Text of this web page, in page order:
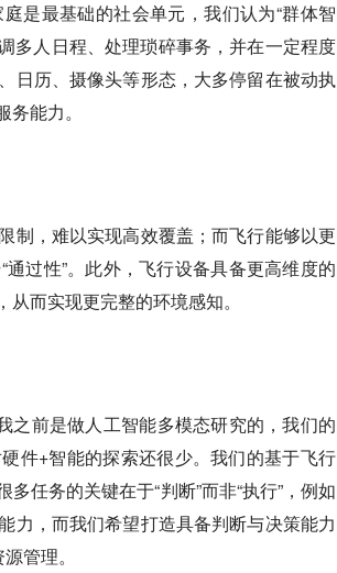
是最基础的社会单元，我们认为“群体智
多人日程、处理琐碎事务，并在一定程度
日历、摄像头等形态，大多停留在被动执
能力。
制，难以实现高效覆盖；而飞行能够以更
过性”。此外，飞行设备具备更高维度的
而实现更完整的环境感知。
之前是做人工智能多模态研究的，我们的
件+智能的探索还很少。我们的基于飞行
任务的关键在于“判断”而非“执行”，例如
力，而我们希望打造具备判断与决策能力
管理。